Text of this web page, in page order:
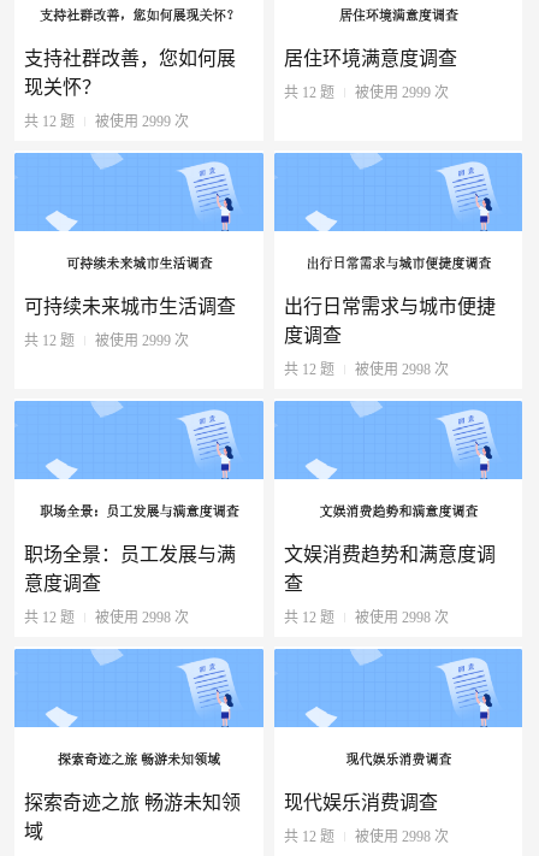
支持社群改善，您如何展
现关怀？
共 12 题 被使用 2999 次
居住环境满意度调查
共 12 题 被使用 2999 次
可持续未来城市生活调查
共 12 题 被使用 2999 次
出行日常需求与城市便捷
度调查
共 12 题 被使用 2998 次
职场全景：员工发展与满
意度调查
共 12 题 被使用 2998 次
文娱消费趋势和满意度调
查
共 12 题 被使用 2998 次
探索奇迹之旅 畅游未知领
域
现代娱乐消费调查
共 12 题 被使用 2998 次